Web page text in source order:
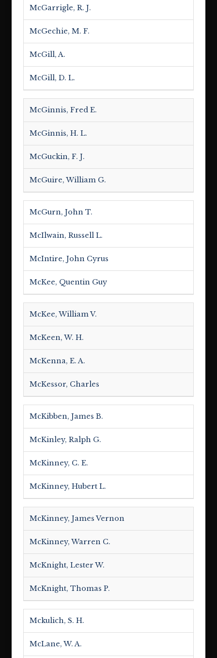
McGarrigle, R. J.
McGechie, M. F.
McGill, A.
McGill, D. L.
McGinnis, Fred E.
McGinnis, H. L.
McGuckin, F. J.
McGuire, William G.
McGurn, John T.
McIlwain, Russell L.
McIntire, John Cyrus
McKee, Quentin Guy
McKee, William V.
McKeen, W. H.
McKenna, E. A.
McKessor, Charles
McKibben, James B.
McKinley, Ralph G.
McKinney, C. E.
McKinney, Hubert L.
McKinney, James Vernon
McKinney, Warren C.
McKnight, Lester W.
McKnight, Thomas P.
Mckulich, S. H.
McLane, W. A.